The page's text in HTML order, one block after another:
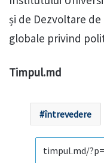
și de Dezvoltare de
globale privind
Timpul.md
întrevedere